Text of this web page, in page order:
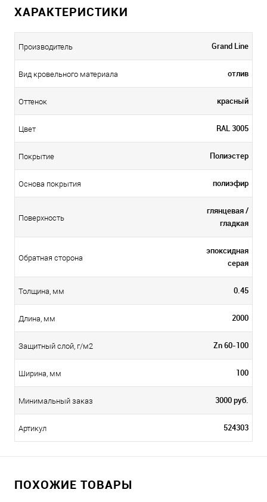
ХАРАКТЕРИСТИКИ
Производитель Grand Line
Вид кровельного материала отлив
Оттенок красный
Цвет RAL 3005
Покрытие Полиэстер
Основа покрытия полиэфир
Поверхность
глянцевая /
гладкая
Обратная сторона
эпоксидная
серая
Толщина, мм 0.45
Длина, мм 2000
Защитный слой, г/м2 Zn 60-100
Ширина, мм 100
Минимальный заказ 3000 руб.
Артикул 524303
ПОХОЖИЕ ТОВАРЫ